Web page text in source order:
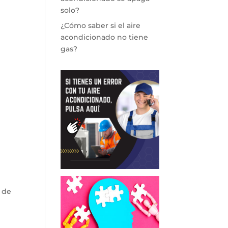
solo?
¿Cómo saber si el aire
acondicionado no tiene
gas?